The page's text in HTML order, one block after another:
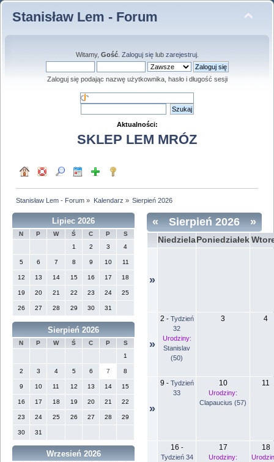
Stanisław Lem - Forum
Witamy, Gość. Zaloguj sięlub zarejestruj.
Zaloguj się podając nazwę użytkownika, hasło i długość sesji
Aktualności:
SKLEP LEM MRÓZ
Stanisław Lem - Forum » Kalendarz » Sierpień 2026
Lipiec 2026
N P W Ś C P
S
1
2 3 4
5 6 7 8 9 10 11
12 13 14 15 16 17 18
19 20 21 22 23 24 25
26 27 28 29 30 31
Sierpień 2026
N P W Ś C P
S
1
2 3 4 5 6 7 8
9 10 11 12 13 14 15
16 17 18 19 20 21 22
23 24 25 26 27 28 29
30 31
Wrzesień 2026
« »
Sierpień 2026
Niedziela Poniedziałek
»
»
2 - Tydzień
32
Urodziny:
Stanislav
(50)
3 4
»
9 - Tydzień
33
10
Urodziny:
Clapaucius (57)
11
16 -
Tydzień 34
17
Urodziny:
18